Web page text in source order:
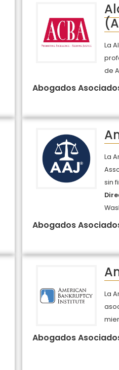
La
de
Abogados
La
sin
Abogados
La
Abogados